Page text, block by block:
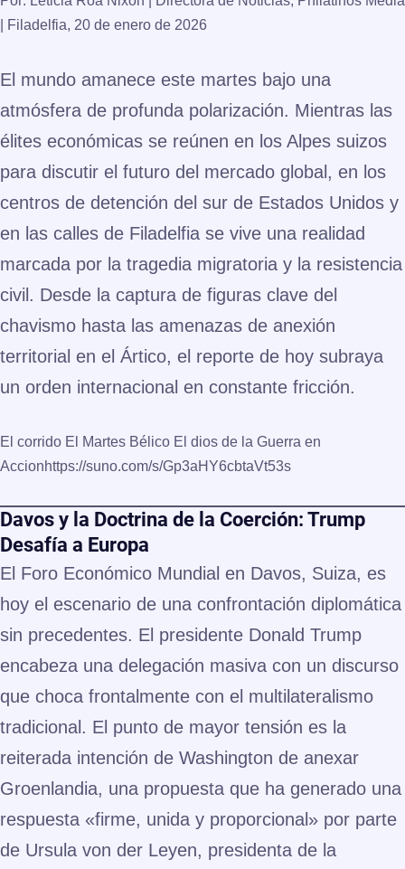
| Filadelfia, 20 de enero de 2026
El mundo amanece este martes bajo una
atmósfera de profunda polarización. Mientras las
élites económicas se reúnen en los Alpes suizos
para discutir el futuro del mercado global, en los
centros de detención del sur de Estados Unidos y
en las calles de Filadelfia se vive una realidad
marcada por la tragedia migratoria y la resistencia
civil. Desde la captura de figuras clave del
chavismo hasta las amenazas de anexión
territorial en el Ártico, el reporte de hoy subraya
un orden internacional en constante fricción.
El corrido El Martes Bélico El dios de la Guerra en
Accionhttps://suno.com/s/Gp3aHY6cbtaVt53s
Davos y la Doctrina de la Coerción: Trump
Desafía a Europa
El Foro Económico Mundial en Davos, Suiza, es
hoy el escenario de una confrontación diplomática
sin precedentes. El presidente Donald Trump
encabeza una delegación masiva con un discurso
que choca frontalmente con el multilateralismo
tradicional. El punto de mayor tensión es la
reiterada intención de Washington de anexar
Groenlandia, una propuesta que ha generado una
respuesta «firme, unida y proporcional» por parte
de Ursula von der Leyen, presidenta de la